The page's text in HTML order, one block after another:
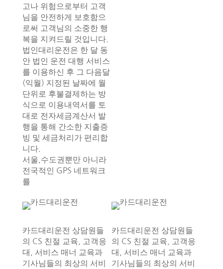
고나 위험으로부터 고객
님을 안전하게 보호함으
로써 고객님의 소중한 행
복을 지켜드릴 것입니다.
법인대리운전은 한 달 동
안 법인 운전 대행 서비스
를 이용하신 후 그 다음달
(익월) 지정된 날짜에 월
단위로 후불결제하는 방
식으로 이용내역서를 토
대로 전자세금계산서 발
행을 통해 간소한 지출증
빙 및 세금처리가 편리합
니다.
서울,수도권뿐만 아니라
전국적인 GPS 네트워크
를
카드대리운전 상담원들
의 CS 친절 교육, 고객응
대, 서비스 매너 교육과
기사님들의 최상의 서비
카드대리운전 상담원들
의 CS 친절 교육, 고객응
대, 서비스 매너 교육과
기사님들의 최상의 서비